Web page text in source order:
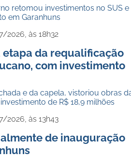
retomou investimentos no SUS e
em Garanhuns
2026, às 18h32
da requalificação
com investimento
e da capela, vistoriou obras
de R$ 18,9 milhões
2026, às 13h43
de inauguração